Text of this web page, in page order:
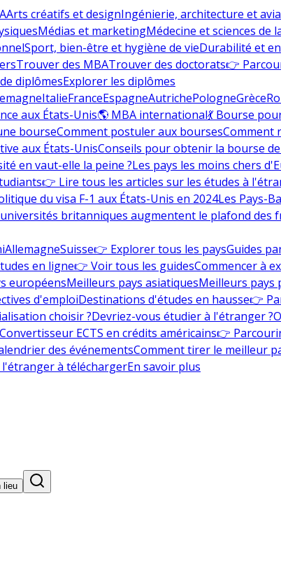
Arts créatifs et designIngénierie, architecture et
Médias et marketingMédecine et sciences de
Sport, bien-être et hygiène de vieDurabilité et
Trouver des MBATrouver des doctorats👉
diplômesExplorer les diplômes
ItalieFranceEspagneAutrichePologneGrèce
aux États-Unis🌎 MBA international💃 Bourse
bourseComment postuler aux boursesComment
aux États-UnisConseils pour obtenir la bourse
en vaut-elle la peine ?Les pays les moins chers
👉 Lire tous les articles sur les études à
du visa F-1 aux États-Unis en 2024Les Pays-
britanniques augmentent le plafond des
AllemagneSuisse👉 Explorer tous les paysGuides
en ligne👉 Voir tous les guidesCommencer à
européensMeilleurs pays asiatiquesMeilleurs pays
d'emploiDestinations d'études en hausse👉
choisir ?Devriez-vous étudier à l'étranger ?
Convertisseur ECTS en crédits américains👉
des événementsComment tirer le meilleur
l'étranger à téléchargerEn savoir plus
lieu